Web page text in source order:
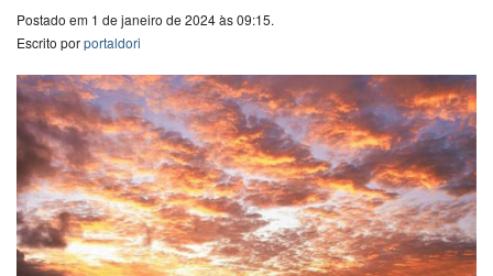
Postado em 1 de janeiro de 2024 às 09:15.
Escrito porportaldori